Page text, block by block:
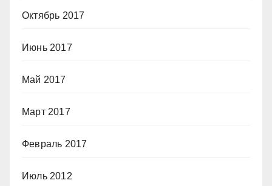
Октябрь 2017
Июнь 2017
Май 2017
Март 2017
Февраль 2017
Июль 2012